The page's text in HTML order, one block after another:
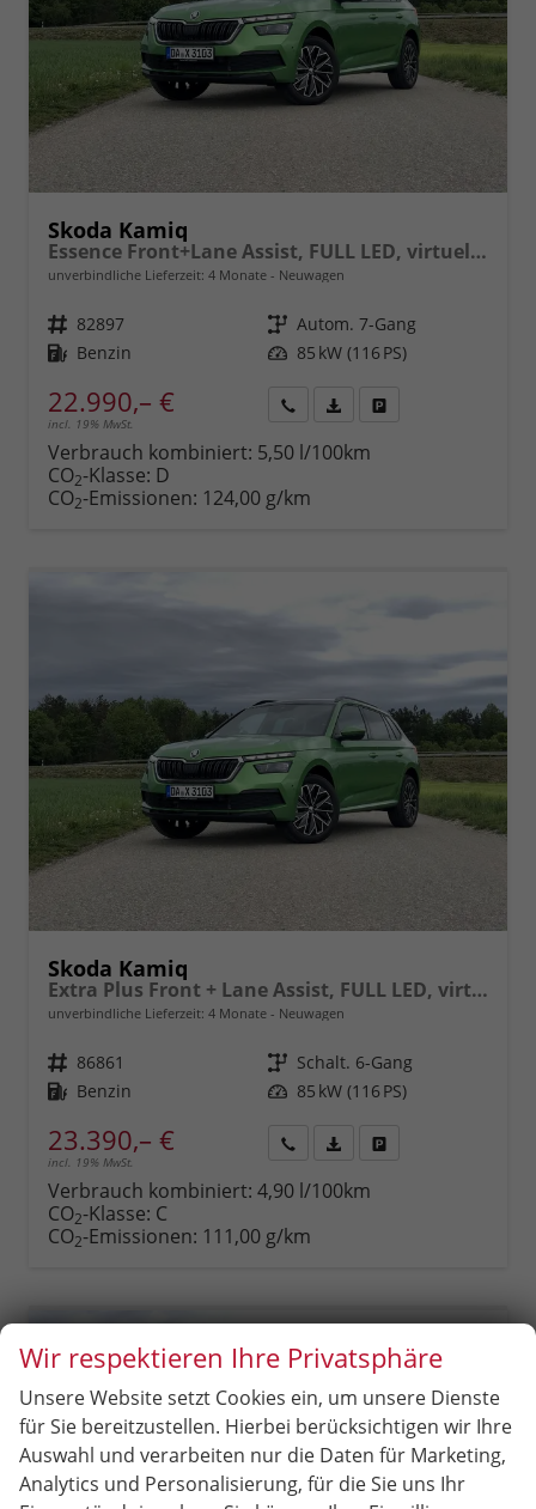
Skoda Kamiq
Essence Front+Lane Assist, FULL LED, virtuelles Cockpit, , Klima, Parksensoren, ISOFIX, el. Fensterheber vorn uvm.
unverbindliche Lieferzeit: 4 Monate Neuwagen
Fahrzeugnr. 82897 Getriebe Autom. 7-Gang
Kraftstoff Benzin Leistung 85 kW (116 PS)
22.990,– €
incl. 19% MwSt.
anfordern
Datei,
Verbrauch kombiniert: 5,50 l/100km
CO2-Klasse: D
CO2-Emissionen: 124,00 g/km
Skoda Kamiq
Extra Plus Front + Lane Assist, FULL LED, virtuelles Cockpit, Climatronic, Parksensoren, Rückfahrkamera, ISOFIX, el. Fensterheber, Tempomat, Sitzhzg. uvm.
unverbindliche Lieferzeit: 4 Monate Neuwagen
Fahrzeugnr. 86861 Getriebe Schalt. 6-Gang
Kraftstoff Benzin Leistung 85 kW (116 PS)
23.390,– €
incl. 19% MwSt.
anfordern
Datei,
Verbrauch kombiniert: 4,90 l/100km
CO2-Klasse: C
CO2-Emissionen: 111,00 g/km
Wir respektieren Ihre Privatsphäre
Unsere Website setzt Cookies ein, um unsere Dienste
für Sie bereitzustellen. Hierbei berücksichtigen wir Ihre
Auswahl und verarbeiten nur die Daten für Marketing,
Analytics und Personalisierung, für die Sie uns Ihr